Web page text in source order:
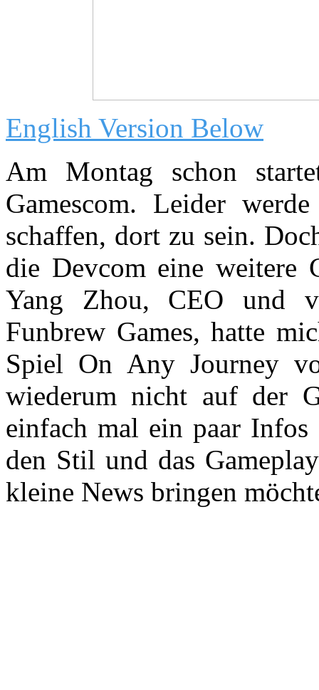
English Version Below
Am Montag schon
Gamescom. Leider
schaffen, dort zu sein.
die Devcom eine weitere
Yang Zhou, CEO und
Funbrew Games, hatte
Spiel On Any Journey
wiederum nicht auf der
einfach mal ein paar
den Stil und das
kleine News bringen